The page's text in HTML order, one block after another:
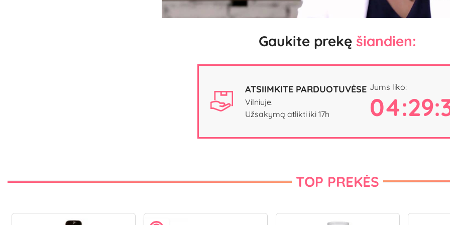
Gaukite prekę šiandien:
ATSIIMKITE PARDUOTUVĖSE
Vilniuje.
Užsakymą atlikti iki 17h
Jums liko:
TOP PREKĖS